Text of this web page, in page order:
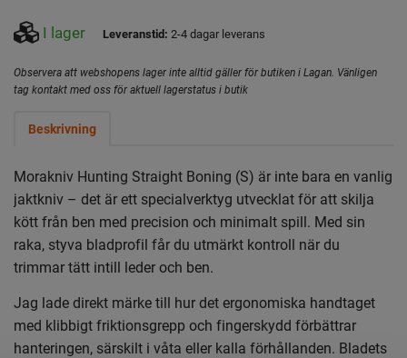
I lager Leveranstid: 2-4 dagar leverans
Observera att webshopens lager inte alltid gäller för butiken i Lagan. Vänligen
tag kontakt med oss för aktuell lagerstatus i butik
Beskrivning
Morakniv Hunting Straight Boning (S) är inte bara en vanlig
jaktkniv – det är ett specialverktyg utvecklat för att skilja
kött från ben med precision och minimalt spill. Med sin
raka, styva bladprofil får du utmärkt kontroll när du
trimmar tätt intill leder och ben.
Jag lade direkt märke till hur det ergonomiska handtaget
med klibbigt friktionsgrepp och fingerskydd förbättrar
hanteringen, särskilt i våta eller kalla förhållanden. Bladets